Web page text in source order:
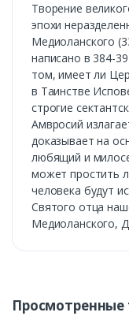
Творение
эпохи
Медиоланского
написано в 384-
том, имеет ли
в Таинстве
строгие
Амвросий
доказывает на
любящий и
может простить
человека будут
Святого отца
Медиоланского,
Просмотренные